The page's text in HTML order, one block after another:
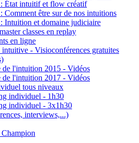
État intuitif et flow créatif
Comment être sur de nos intuitions
Intuition et domaine judiciaire
classes en replay
en ligne
- Visioconférences gratuites
de l'intuition 2015 - Vidéos
de l'intuition 2017 - Vidéos
tous niveaux
individuel - 1h30
individuel - 3x1h30
interviews,...)